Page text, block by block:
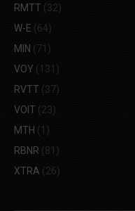
RMTT (32)
W-E (64)
MIN (71)
VOY (131)
RVTT (37)
VOIT (23)
MTH (1)
RBNR (81)
XTRA (26)